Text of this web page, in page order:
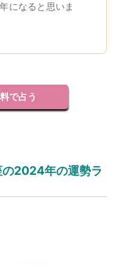
になると思いま
で占う
2024年の運勢ラ